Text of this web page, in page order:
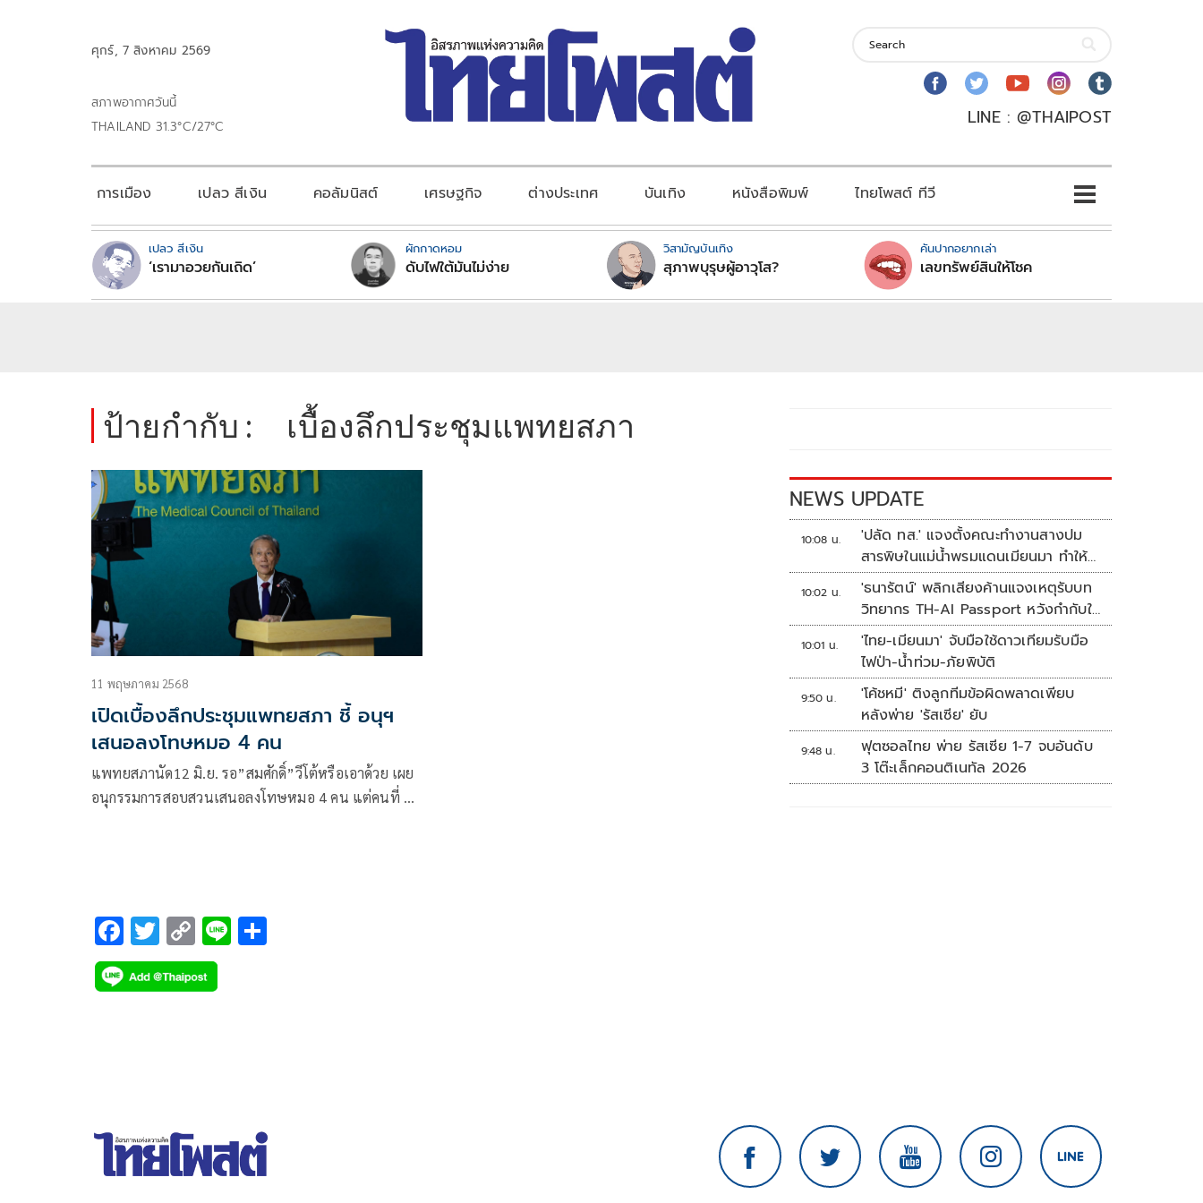
ศุกร์, 7 สิงหาคม 2569
สภาพอากาศวันนี้
THAILAND 31.3°C/27°C
LINE : @THAIPOST
การเมือง เปลว สีเงิน คอลัมนิสต์ เศรษฐกิจ ต่างประเทศ บันเทิง หนังสือพิมพ์ ไทยโพสต์ ทีวี
เปลว สีเงิน
‘เรามาอวยกันเถิด’
ผักกาดหอม
ดับไฟใต้มันไม่ง่าย
วิสามัญบันเทิง
สุภาพบุรุษผู้อาวุโส?
คันปากอยากเล่า
เลขทรัพย์สินให้โชค
ป้ายกำกับ : เบื้องลึกประชุมแพทยสภา
11 พฤษภาคม 2568
เปิดเบื้องลึกประชุมแพทยสภา ชี้ อนุฯ
เสนอลงโทษหมอ 4 คน
แพทยสภานัด12 มิ.ย. รอ”สมศักดิ์”วีโต้หรือเอาด้วย เผย
อนุกรรมการสอบสวนเสนอลงโทษหมอ 4 คน แต่คนที่ 4
F
ac
e
T
wi
tt
C
o
p
Li
NEWS UPDATE
10:08 น.
'ปลัด ทส.' แจงตั้งคณะทำงานสางปม
สารพิษในแม่น้ำพรมแดนเมียนมา ทำให้
แก้ปัญหารวดเร็ว
10:02 น.
'ธนารัตน์' พลิกเสียงค้านแจงเหตุรับบท
วิทยากร TH-AI Passport หวังกำกับใช้
งบเหมาะสม ชูจุดเด่นคนไทยได้ใช้ AI
ระดับโปร ลดเหลื่อมล้ำทางเทคโนโลยี
เซฟงบไปกว่า900ล้าน เชื่อหากใช้เต็มที่
เอกชนขาดทุนย่อยยับ
10:01 น.
'ไทย-เมียนมา' จับมือใช้ดาวเทียมรับมือ
ไฟป่า-น้ำท่วม-ภัยพิบัติ
9:50 น.
'โค้ชหมี' ติงลูกทีมข้อผิดพลาดเพียบ
หลังพ่าย 'รัสเซีย' ยับ
9:48 น.
ฟุตซอลไทย พ่าย รัสเซีย 1-7 จบอันดับ
3 โต๊ะเล็กคอนติเนทัล 2026